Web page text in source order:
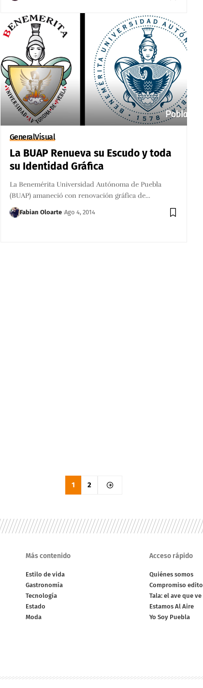
GeneralVisual
La BUAP Renueva su Escudo y toda
su Identidad Gráfica
La Benemérita Universidad Autónoma de Puebla
(BUAP) amaneció con renovación gráfica de…
Fabian Oloarte Ago 4, 2014
1 2
Más contenido
Estilo de vida
Gastronomía
Tecnología
Estado
Moda
Acceso rápido
Quiénes somos
Compromiso
Tala: el ave que
Estamos Al Aire
Yo Soy Puebla